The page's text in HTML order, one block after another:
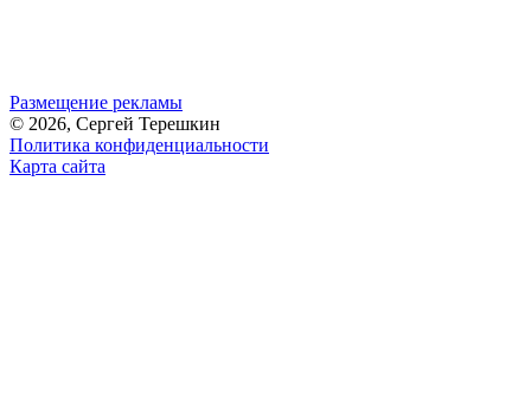
Размещение рекламы
© 2026, Сергей Терешкин
Политика конфиденциальности
Карта сайта